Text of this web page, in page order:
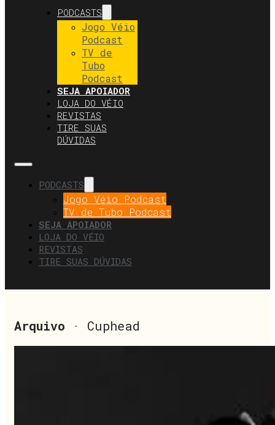
PODCASTS
Jogo Véio
Podcast
TV de
Tubo
Podcast
SEJA APOIADOR
LOJA DO VÉIO
REVISTAS
TIRE SUAS
DÚVIDAS
PODCASTS
Jogo Véio Podcast
TV de Tubo Podcast
SEJA APOIADOR
LOJA DO VÉIO
REVISTAS
TIRE SUAS DÚVIDAS
Arquivo · Cuphead